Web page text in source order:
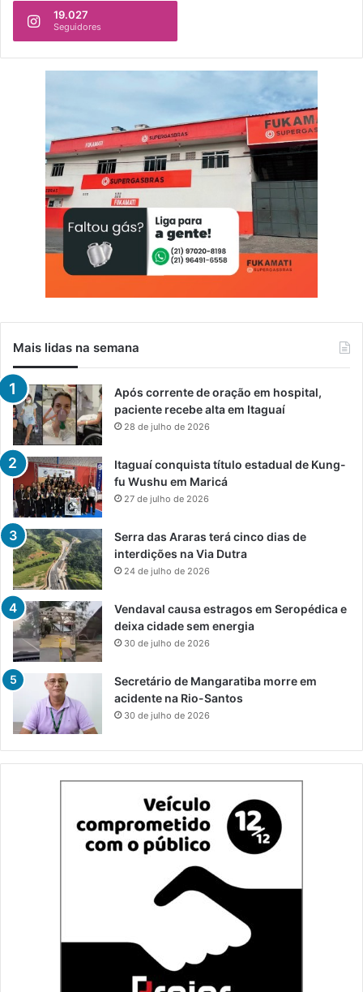
19.027
Seguidores
Mais lidas na semana
Após corrente de oração em hospital,
paciente recebe alta em Itaguaí
28 de julho de 2026
Itaguaí conquista título estadual de Kung-
fu Wushu em Maricá
27 de julho de 2026
Serra das Araras terá cinco dias de
interdições na Via Dutra
24 de julho de 2026
Vendaval causa estragos em Seropédica e
deixa cidade sem energia
30 de julho de 2026
Secretário de Mangaratiba morre em
acidente na Rio-Santos
30 de julho de 2026